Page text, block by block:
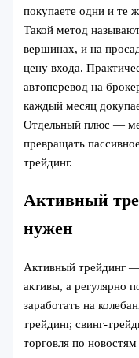
покупаете одни и те
Такой метод
вершинах, и на
цену входа.
автоперевод на
каждый месяц
Отдельный плюс —
превращать
трейдинг.
Активный
нужен
Активный трейдинг
активы, а регулярно
заработать на
трейдинг, свинг-
торговля по